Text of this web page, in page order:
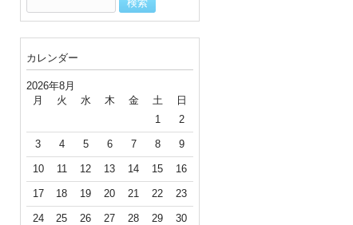
カレンダー
2026年8月
月 火 水 木 金 土 日
1 2
3 4 5 6 7 8 9
10 11 12 13 14 15 16
17 18 19 20 21 22 23
24 25 26 27 28 29 30